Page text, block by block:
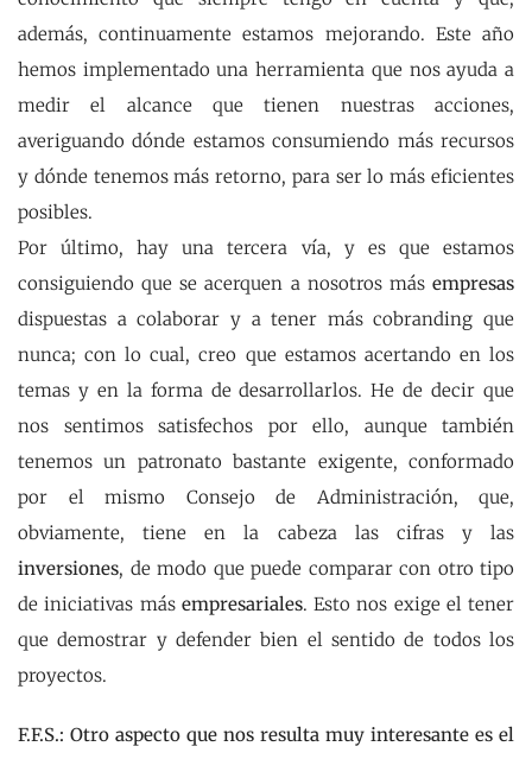
además, continuamente estamos mejorando. Este año
hemos implementado una herramienta que nos ayuda a
medir el alcance que tienen nuestras acciones,
averiguando dónde estamos consumiendo más recursos
y dónde tenemos más retorno, para ser lo más eficientes
posibles.
Por último, hay una tercera vía, y es que estamos
consiguiendo que se acerquen a nosotros más empresas
dispuestas a colaborar y a tener más cobranding que
nunca; con lo cual, creo que estamos acertando en los
temas y en la forma de desarrollarlos. He de decir que
nos sentimos satisfechos por ello, aunque también
tenemos un patronato bastante exigente, conformado
por el mismo Consejo de Administración, que,
obviamente, tiene en la cabeza las cifras y las
inversiones, de modo que puede comparar con otro tipo
de iniciativas más empresariales. Esto nos exige el tener
que demostrar y defender bien el sentido de todos los
proyectos.
F.F.S.: Otro aspecto que nos resulta muy interesante es el